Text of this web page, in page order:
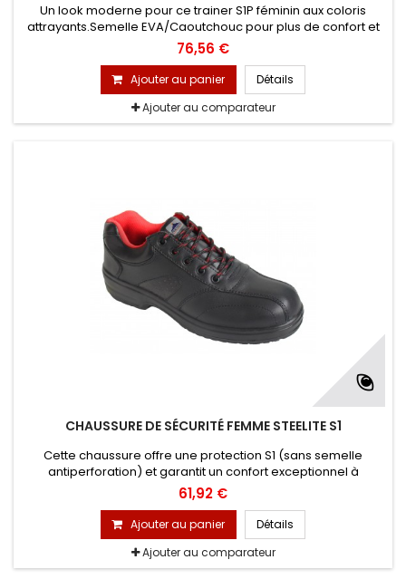
Un look moderne pour ce trainer S1P féminin aux coloris
attrayants.Semelle EVA/Caoutchouc pour plus de confort et
de résistance.
76,56 €
Ajouter au panier
Détails
Ajouter au comparateur
CHAUSSURE DE SÉCURITÉ FEMME STEELITE S1
Cette chaussure offre une protection S1 (sans semelle
antiperforation) et garantit un confort exceptionnel à
l'utilisatrice, même pendant de longues durées.
61,92 €
Ajouter au panier
Détails
Ajouter au comparateur